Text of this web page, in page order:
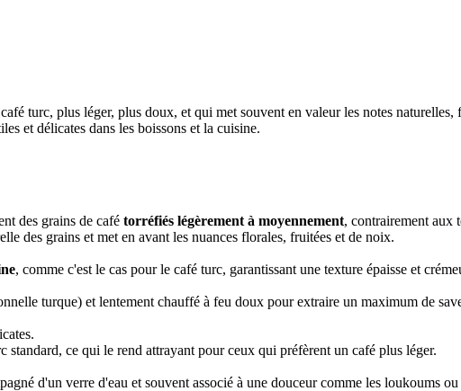
turc, plus léger, plus doux, et qui met souvent en valeur les notes
et délicates dans les boissons et la cuisine.
des grains de café torréfiés légèrement à moyennement, contrairement aux
des grains et met en avant les nuances florales, fruitées et de noix.
, comme c'est le cas pour le café turc, garantissant une texture épaisse et
turque) et lentement chauffé à feu doux pour extraire un maximum de
standard, ce qui le rend attrayant pour ceux qui préfèrent un café plus léger.
d'un verre d'eau et souvent associé à une douceur comme les loukoums